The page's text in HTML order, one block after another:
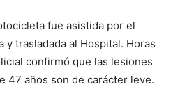
fue asistida por el
y trasladada al Hospital. Horas
confirmó que las lesiones
47 años son de carácter leve.